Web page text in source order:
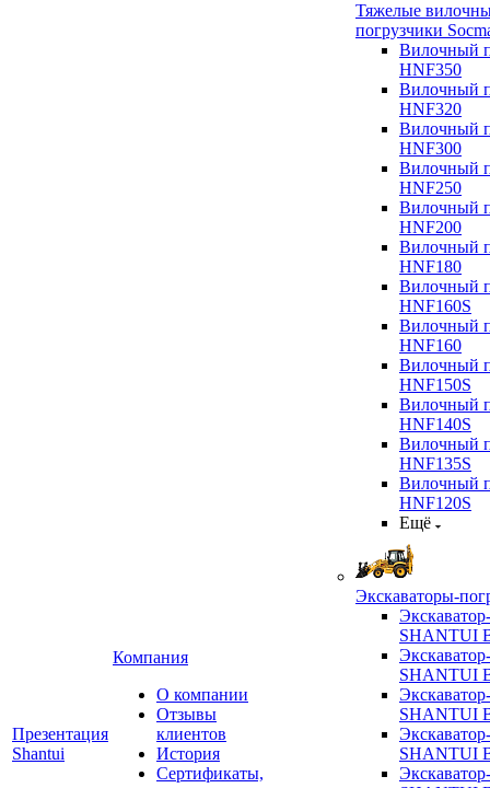
Презентация
Shantui
Компания
О компании
Отзывы
клиентов
История
Сертификаты,
Тяжелые
погрузчики
Вилочный
HNF350
Вилочный
HNF320
Вилочный
HNF300
Вилочный
HNF250
Вилочный
HNF200
Вилочный
HNF180
Вилочный
HNF160S
Вилочный
HNF160
Вилочный
HNF150S
Вилочный
HNF140S
Вилочный
HNF135S
Вилочный
HNF120S
Ещё
Экскаваторы-
SHANTUI
SHANTUI
SHANTUI
SHANTUI